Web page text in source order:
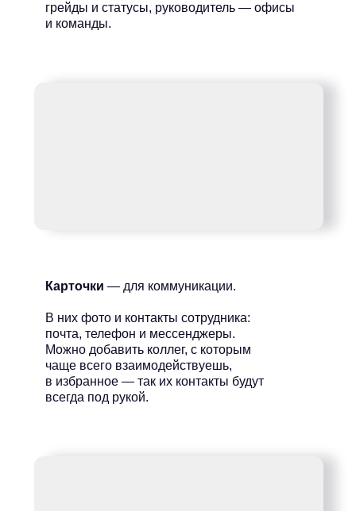
грейды и статусы, руководитель — офисы
и команды.
Карточки — для коммуникации.
В них фото и контакты сотрудника:
почта, телефон и мессенджеры.
Можно добавить коллег, с которым
чаще всего взаимодействуешь,
в избранное — так их контакты будут
всегда под рукой.